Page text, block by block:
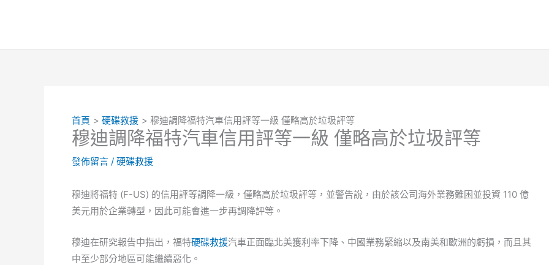
首頁 硬碟救援 穆迪調降福特汽車信用評等一級 僅略高於垃圾評等
穆迪調降福特汽車信用評等一級 僅略高於垃圾評等
發佈留言 / 硬碟救援
穆迪將福特 (F-US) 的信用評等調降一級，僅略高於垃圾評等，並警告說，由於該公司海外業務難困並投資 110 億
美元用於企業轉型，因此可能會進一步再調降評等。
穆迪在研究報告中指出，福特硬碟救援汽車正面臨北美獲利率下降、中國業務緊縮以及南美和歐洲的虧損，而且其
中至少部分地區可能繼續惡化。